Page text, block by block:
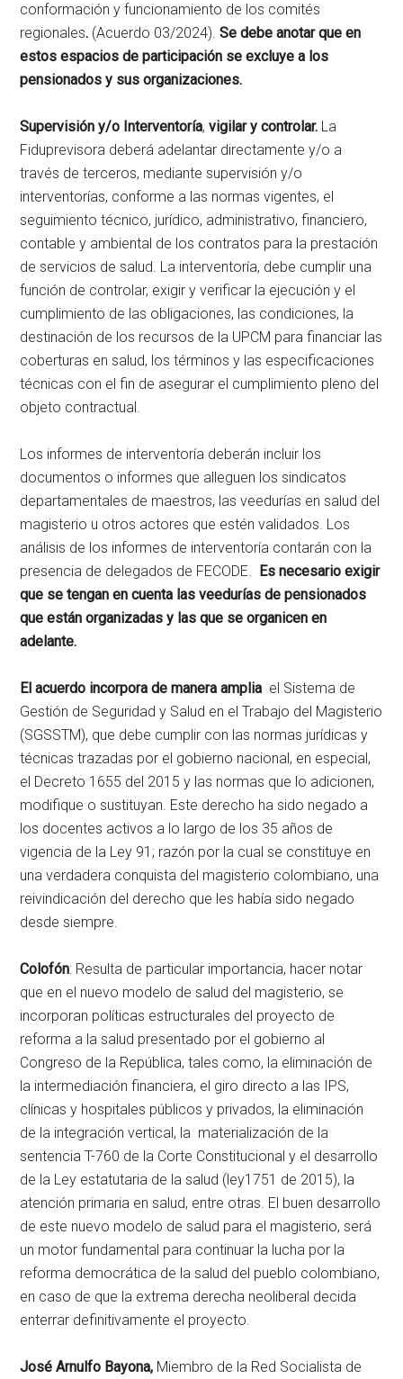
conformación y funcionamiento de los comités
regionales. (Acuerdo 03/2024).Se debe anotar que en
estos espacios de participación se excluye a los
pensionados y sus organizaciones.
Supervisión y/o Interventoría,vigilar y controlar. La
Fiduprevisora deberá adelantar directamente y/o a
través de terceros, mediante supervisión y/o
interventorías, conforme a las normas vigentes, el
seguimiento técnico, jurídico, administrativo, financiero,
contable y ambiental de los contratos para la prestación
de servicios de salud. La interventoría, debe cumplir una
función de controlar, exigir y verificar la ejecución y el
cumplimiento de las obligaciones, las condiciones, la
destinación de los recursos de la UPCM para financiar las
coberturas en salud, los términos y las especificaciones
técnicas con el fin de asegurar el cumplimiento pleno del
objeto contractual.
Los informes de interventoría deberán incluir los
documentos o informes que alleguen los sindicatos
departamentales de maestros, las veedurías en salud del
magisterio u otros actores que estén validados. Los
análisis de los informes de interventoría contarán con la
presencia de delegados de FECODE.
Es necesario exigir
que se tengan en cuenta las veedurías de pensionados
que están organizadas y las que se organicen en
adelante.
El acuerdo incorpora de manera amplia el Sistema de
Gestión de Seguridad y Salud en el Trabajo del Magisterio
(SGSSTM), que debe cumplir con las normas jurídicas y
técnicas trazadas por el gobierno nacional, en especial,
el Decreto 1655 del 2015 y las normas que lo adicionen,
modifique o sustituyan. Este derecho ha sido negado a
los docentes activos a lo largo de los 35 años de
vigencia de la Ley 91; razón por la cual se constituye en
una verdadera conquista del magisterio colombiano, una
reivindicación del derecho que les había sido negado
desde siempre.
Colofón: Resulta de particular importancia, hacer notar
que en el nuevo modelo de salud del magisterio, se
incorporan políticas estructurales del proyecto de
reforma a la salud presentado por el gobierno al
Congreso de la República, tales como, la eliminación de
la intermediación financiera, el giro directo a las IPS,
clínicas y hospitales públicos y privados, la eliminación
de la integración vertical, la materialización de la
sentencia T-760 de la Corte Constitucional y el desarrollo
de la Ley estatutaria de la salud (ley1751 de 2015), la
atención primaria en salud, entre otras. El buen desarrollo
de este nuevo modelo de salud para el magisterio, será
un motor fundamental para continuar la lucha por la
reforma democrática de la salud del pueblo colombiano,
en caso de que la extrema derecha neoliberal decida
enterrar definitivamente el proyecto.
José Arnulfo Bayona, Miembro de la Red Socialista de